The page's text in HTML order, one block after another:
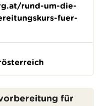
rund-um-die-
fuer-
für